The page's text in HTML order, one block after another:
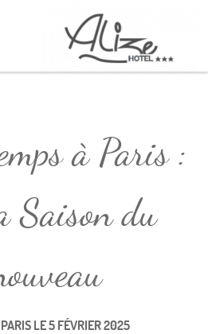
Réserver
à Paris :
Saison du
PARISLE5 FÉVRIER 2025